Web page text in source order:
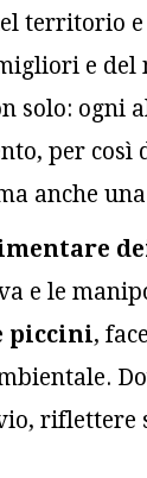
territorio
e del
solo: ogni
per così
anche
e le
piccini,